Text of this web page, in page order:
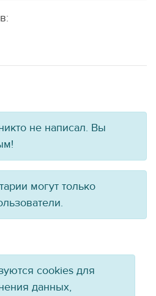
не написал. Вы
могут только
cookies для
данных,